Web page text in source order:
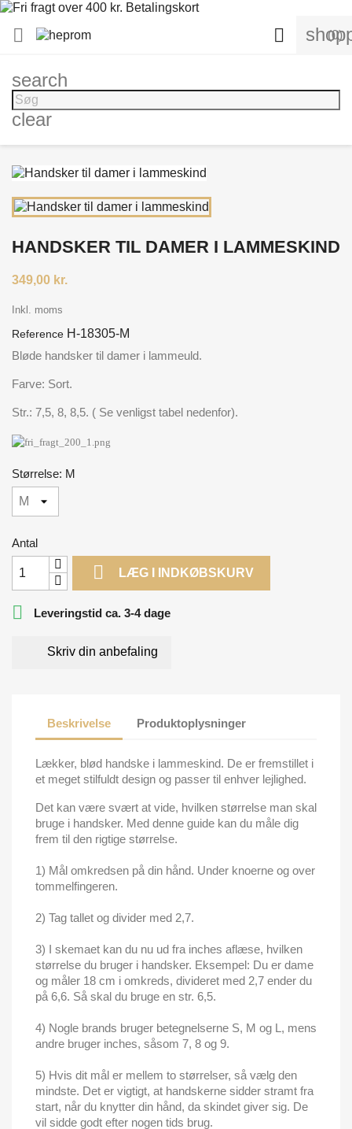
 (0)

search
clear
HANDSKER TIL DAMER I LAMMESKIND
349,00 kr.
Inkl. moms
Reference H-18305-M
Bløde handsker til damer i lammeuld.
Farve: Sort.
Str.: 7,5, 8, 8,5. ( Se venligst tabel nedenfor).
Størrelse: M
Antal
 LÆG I INDKØBSKURV
 Leveringstid ca. 3-4 dage
Skriv din anbefaling
Beskrivelse Produktoplysninger
Lækker, blød handske i lammeskind. De er fremstillet i
et meget stilfuldt design og passer til enhver lejlighed.
Det kan være svært at vide, hvilken størrelse man skal
bruge i handsker. Med denne guide kan du måle dig
frem til den rigtige størrelse.
1) Mål omkredsen på din hånd. Under knoerne og over
tommelfingeren.
2) Tag tallet og divider med 2,7.
3) I skemaet kan du nu ud fra inches aflæse, hvilken
størrelse du bruger i handsker. Eksempel: Du er dame
og måler 18 cm i omkreds, divideret med 2,7 ender du
på 6,6. Så skal du bruge en str. 6,5.
4) Nogle brands bruger betegnelserne S, M og L, mens
andre bruger inches, såsom 7, 8 og 9.
5) Hvis dit mål er mellem to størrelser, så vælg den
mindste. Det er vigtigt, at handskerne sidder stramt fra
start, når du knytter din hånd, da skindet giver sig. De
vil sidde godt efter nogen tids brug.